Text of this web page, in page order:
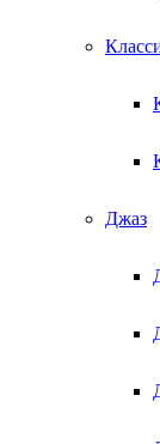
Джаз